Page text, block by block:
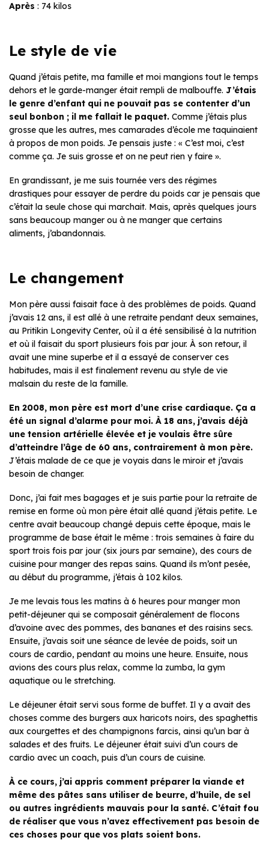
Après : 74 kilos
Le style de vie
Quand j’étais petite, ma famille et moi mangions tout le temps
dehors et le garde-manger était rempli de malbouffe. J’étais
le genre d’enfant qui ne pouvait pas se contenter d’un
seul bonbon ; il me fallait le paquet. Comme j’étais plus
grosse que les autres, mes camarades d’école me taquinaient
à propos de mon poids. Je pensais juste : « C’est moi, c’est
comme ça. Je suis grosse et on ne peut rien y faire ».
En grandissant, je me suis tournée vers des régimes
drastiques pour essayer de perdre du poids car je pensais que
c’était la seule chose qui marchait. Mais, après quelques jours
sans beaucoup manger ou à ne manger que certains
aliments, j’abandonnais.
Le changement
Mon père aussi faisait face à des problèmes de poids. Quand
j’avais 12 ans, il est allé à une retraite pendant deux semaines,
au Pritikin Longevity Center, où il a été sensibilisé à la nutrition
et où il faisait du sport plusieurs fois par jour. À son retour, il
avait une mine superbe et il a essayé de conserver ces
habitudes, mais il est finalement revenu au style de vie
malsain du reste de la famille.
En 2008, mon père est mort d’une crise cardiaque. Ça a
été un signal d’alarme pour moi. À 18 ans, j’avais déjà
une tension artérielle élevée et je voulais être sûre
d’atteindre l’âge de 60 ans, contrairement à mon père.
J’étais malade de ce que je voyais dans le miroir et j’avais
besoin de changer.
Donc, j’ai fait mes bagages et je suis partie pour la retraite de
remise en forme où mon père était allé quand j’étais petite. Le
centre avait beaucoup changé depuis cette époque, mais le
programme de base était le même : trois semaines à faire du
sport trois fois par jour (six jours par semaine), des cours de
cuisine pour manger des repas sains. Quand ils m’ont pesée,
au début du programme, j’étais à 102 kilos.
Je me levais tous les matins à 6 heures pour manger mon
petit-déjeuner qui se composait généralement de flocons
d’avoine avec des pommes, des bananes et des raisins secs.
Ensuite, j’avais soit une séance de levée de poids, soit un
cours de cardio, pendant au moins une heure. Ensuite, nous
avions des cours plus relax, comme la zumba, la gym
aquatique ou le stretching.
Le déjeuner était servi sous forme de buffet. Il y a avait des
choses comme des burgers aux haricots noirs, des spaghettis
aux courgettes et des champignons farcis, ainsi qu’un bar à
salades et des fruits. Le déjeuner était suivi d’un cours de
cardio avec un coach, puis d’un cours de cuisine.
À ce cours, j’ai appris comment préparer la viande et
même des pâtes sans utiliser de beurre, d’huile, de sel
ou autres ingrédients mauvais pour la santé. C’était fou
de réaliser que vous n’avez effectivement pas besoin de
ces choses pour que vos plats soient bons.